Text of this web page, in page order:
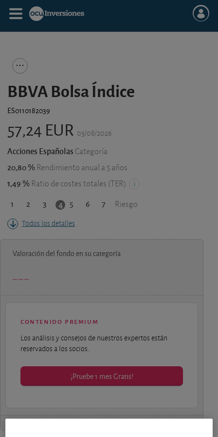
BBVA Bolsa Índice
ES0110182039
57,24 EUR 03/08/2026
Acciones Españolas Categoría
20,80 % Rendimiento anual a 5 años
1,49 % Ratio de costes totales (TER)
1 2 3 4 5 6 7 Riesgo
Todos los detalles
Valoración del fondo en su categoría
contenido premium
Los análisis y consejos de nuestros expertos están
reservados a los socios.
¡Pruebe 1 mes Gratis!